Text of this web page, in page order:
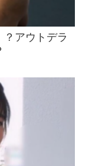
アウトデラ